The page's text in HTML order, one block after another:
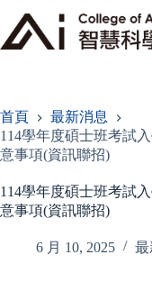
至
主
首頁
最新消息
114學年度碩士班考試
意事項(資訊聯招)
114學年度碩士班考試
意事項(資訊聯招)
6 月 10, 2025 最